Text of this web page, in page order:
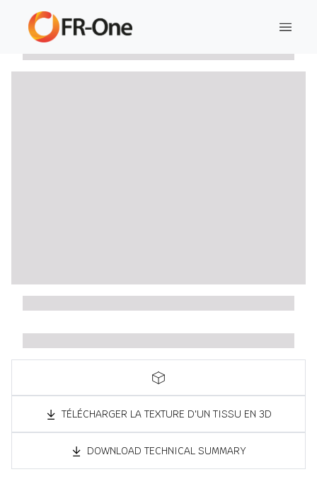
TÉLÉCHARGER LA TEXTURE D'UN TISSU EN 3D
DOWNLOAD TECHNICAL SUMMARY